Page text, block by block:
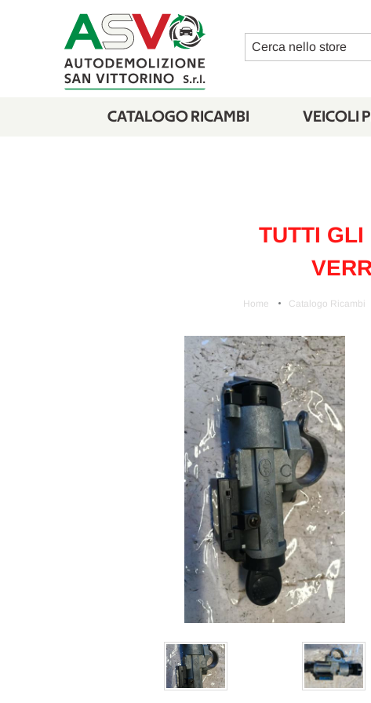
Cerca
CATALOGO RICAMBI VEICOLI
TUTTI GLI
Home Catalogo Ricambi